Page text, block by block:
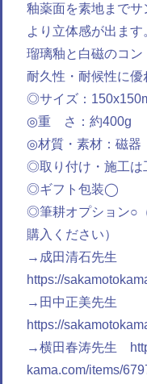
釉薬面を素地まで
より立体感が出ます
瑠璃釉と白磁のコン
耐久性・耐候性に優
◎サイズ：
◎重 さ：約400g
◎材質・素材：磁器
◎取り付け・施工は
◎ギフト包装◯
◎筆耕オプション○
購入ください）
→成田清石先生
https://
→田中正美先生
https://
→横田春涛先生
kama.com/items/